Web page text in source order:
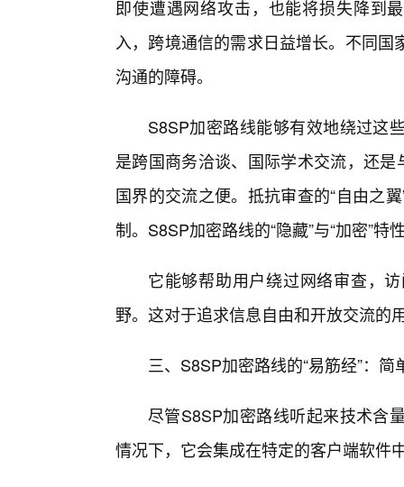
即使遭遇网络攻击，也能将损失降到
入，跨境通信的需求日益增长。不同
沟通的障碍。
S8SP加密路线能够有效地绕过这
是跨国商务洽谈、国际学术交流，还
国界的交流之便。抵抗审查的“自由之
制。S8SP加密路线的“隐藏”与“加密”特
它能够帮助用户绕过网络审查，
野。这对于追求信息自由和开放交流的
三、S8SP加密路线的“易筋经”：
尽管S8SP加密路线听起来技术含
情况下，它会集成在特定的客户端软件